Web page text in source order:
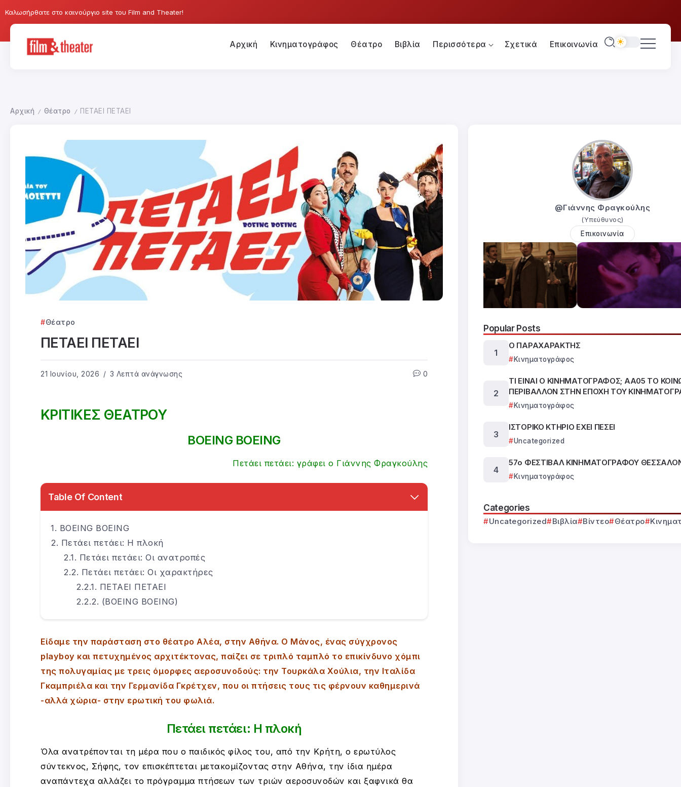
Καλωσήρθατε στο καινούργιο site του Film and Theater!
Αρχική Κινηματογράφος Θέατρο Βιβλία Περισσότερα Σχετικά Επικοινωνία
Αρχική / Θέατρο / ΠΕΤΑΕΙ ΠΕΤΑΕΙ
Θέατρο
ΠΕΤΑΕΙ ΠΕΤΑΕΙ
21 Ιουνίου, 2026 3 Λεπτά ανάγνωσης 0
ΚΡΙΤΙΚΕΣ ΘΕΑΤΡΟΥ
BOEING BOEING
Πετάει πετάει: γράφει ο Γιάννης Φραγκούλης
Table Of Content
BOEING BOEING
Πετάει πετάει: Η πλοκή
Πετάει πετάει: Οι ανατροπές
Πετάει πετάει: Οι χαρακτήρες
ΠΕΤΑΕΙ ΠΕΤΑΕΙ
(BOEING BOEING)
Είδαμε την παράσταση στο θέατρο Αλέα, στην Αθήνα. Ο Μάνος, ένας σύγχρονος
playboy και πετυχημένος αρχιτέκτονας, παίζει σε τριπλό ταμπλό το επικίνδυνο χόμπι
της πολυγαμίας με τρεις όμορφες αεροσυνοδούς: την Τουρκάλα Χούλια, την Ιταλίδα
Γκαμπριέλα και την Γερμανίδα Γκρέτχεν, που οι πτήσεις τους τις φέρνουν καθημερινά
-αλλά χώρια- στην ερωτική του φωλιά.
Πετάει πετάει: Η πλοκή
Όλα ανατρέπονται τη μέρα που ο παιδικός φίλος του, από την Κρήτη, ο ερωτύλος
σύντεκνος, Σήφης, τον επισκέπτεται μετακομίζοντας στην Αθήνα, την ίδια ημέρα
αναπάντεχα αλλάζει το πρόγραμμα πτήσεων των τριών αεροσυνοδών και ξαφνικά θα
@Γιάννης Φραγκούλης
(Υπεύθυνος)
Επικοινωνία
Popular Posts
Ο ΠΑΡΑΧΑΡΑΚΤΗΣ
Κινηματογράφος
ΤΙ ΕΙΝΑΙ Ο ΚΙΝΗΜΑΤΟΓΡΑΦΟΣ; ΑΑ05 ΤΟ
ΠΕΡΙΒΑΛΛΟΝ ΣΤΗΝ ΕΠΟΧΗ ΤΟΥ
Κινηματογράφος
ΙΣΤΟΡΙΚΟ ΚΤΗΡΙΟ ΕΧΕΙ ΠΕΣΕΙ
Uncategorized
57ο ΦΕΣΤΙΒΑΛ ΚΙΝΗΜΑΤΟΓΡΑΦΟΥ
Κινηματογράφος
Categories
Uncategorized Βιβλία Βίντεο Θέατρο